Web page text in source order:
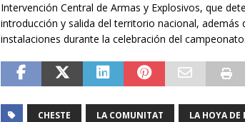
Intervención Central de Armas y Explosivos, que
introducción y salida del territorio nacional,
instalaciones durante la celebración del campeonato.
CHESTE LA COMUNITAT LA HOYA